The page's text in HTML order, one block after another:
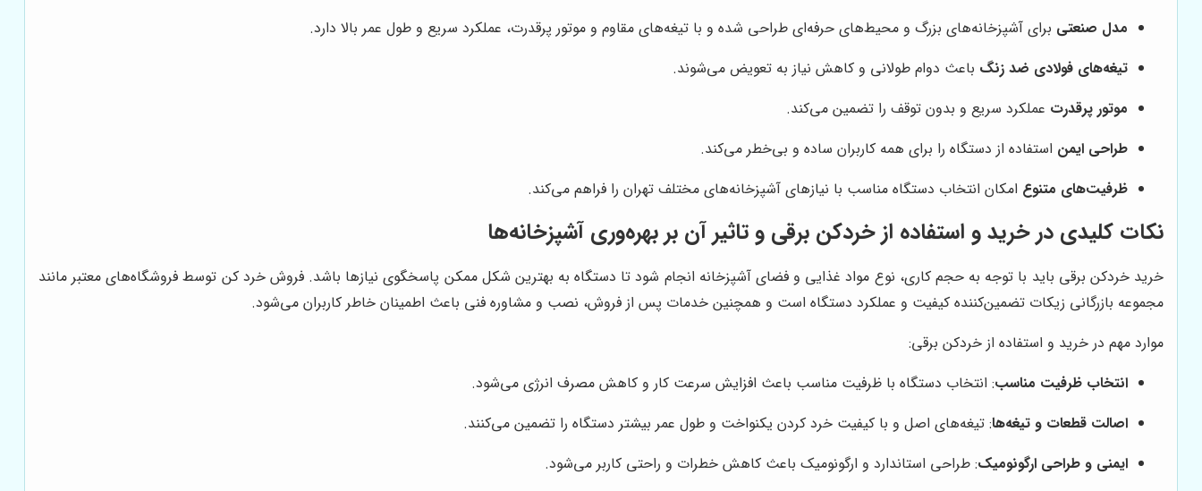
مدل صنعتی برای آشپزخانه‌های بزرگ و محیط‌های حرفه‌ای طراحی شده و با تیغه‌های مقاوم و موتور پرقدرت، عملکرد سریع و طول عمر بالا دارد.
تیغه‌های فولادی ضد زنگ باعث دوام طولانی و کاهش نیاز به تعویض می‌شوند.
موتور پرقدرت عملکرد سریع و بدون توقف را تضمین می‌کند.
طراحی ایمن استفاده از دستگاه را برای همه کاربران ساده و بی‌خطر می‌کند.
ظرفیت‌های متنوع امکان انتخاب دستگاه مناسب با نیازهای آشپزخانه‌های مختلف تهران را فراهم می‌کند.
نکات کلیدی در خرید و استفاده از خردکن برقی و تاثیر آن بر بهره‌وری آشپزخانه‌ها
خرید خردکن برقی باید با توجه به حجم کاری، نوع مواد غذایی و فضای آشپزخانه انجام شود تا دستگاه به بهترین شکل ممکن پاسخگوی نیازها باشد. فروش خرد کن توسط فروشگاه‌های معتبر مانند
مجموعه بازرگانی زیکات تضمین‌کننده کیفیت و عملکرد دستگاه است و همچنین خدمات پس از فروش، نصب و مشاوره فنی باعث اطمینان خاطر کاربران می‌شود.
موارد مهم در خرید و استفاده از خردکن برقی:
انتخاب ظرفیت مناسب: انتخاب دستگاه با ظرفیت مناسب باعث افزایش سرعت کار و کاهش مصرف انرژی می‌شود.
اصالت قطعات و تیغه‌ها: تیغه‌های اصل و با کیفیت خرد کردن یکنواخت و طول عمر بیشتر دستگاه را تضمین می‌کنند.
ایمنی و طراحی ارگونومیک: طراحی استاندارد و ارگونومیک باعث کاهش خطرات و راحتی کاربر می‌شود.